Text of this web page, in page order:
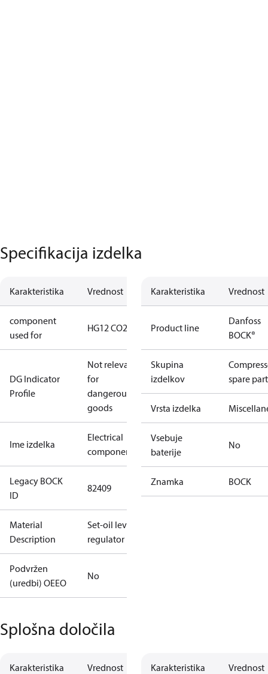
Specifikacija izdelka
Karakteristika Vrednost
component
used for
HG12 CO2
DG Indicator
Profile
Not relevant
for
dangerous
goods
Ime izdelka
Electrical
component
Legacy BOCK
ID
82409
Material
Description
Set-oil level
regulator
Podvržen
(uredbi) OEEO
No
Karakteristika Vrednost
Product line
Danfoss
BOCK®
Skupina
izdelkov
spare
Vrsta izdelka
Vsebuje
baterije
No
Znamka BOCK
Splošna določila
Karakteristika Vrednost Karakteristika Vrednost